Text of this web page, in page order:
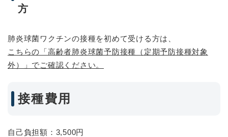
方
肺炎球菌ワクチンの接種を初めて受ける方は、
こちらの「高齢者肺炎球菌予防接種（定期予防接種対象
外）」でご確認ください。
接種費用
自己負担額：3,500円